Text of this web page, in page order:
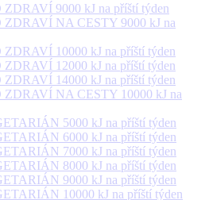
ZDRAVÍ 9000 kJ na příští týden
ZDRAVÍ NA CESTY 9000 kJ na
ZDRAVÍ 10000 kJ na příští týden
ZDRAVÍ 12000 kJ na příští týden
ZDRAVÍ 14000 kJ na příští týden
ZDRAVÍ NA CESTY 10000 kJ na
5000 kJ na příští týden
6000 kJ na příští týden
7000 kJ na příští týden
8000 kJ na příští týden
9000 kJ na příští týden
10000 kJ na příští týden